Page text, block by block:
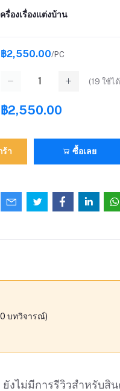
รื่องเรื่องแต่งบ้าน
฿2,550.00/PC
(19 ใช้ไ
฿2,550.00
า ซื้อเลย
บทวิจารณ์)
ยังไม่มีการรีวิวสำหรับสิ